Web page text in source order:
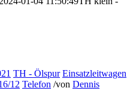
TH - Ölspur Einsatzleitwagen
12 Telefon /von Dennis